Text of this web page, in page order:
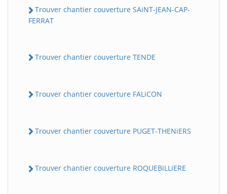
Trouver chantier couverture SAiNT-JEAN-CAP-
FERRAT
Trouver chantier couverture TENDE
Trouver chantier couverture FALiCON
Trouver chantier couverture PUGET-THENiERS
Trouver chantier couverture ROQUEBiLLiERE